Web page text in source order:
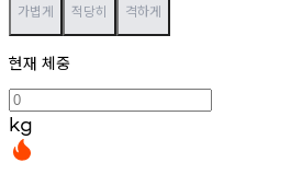
가볍게 적당히 격하게
현재 체중
kg